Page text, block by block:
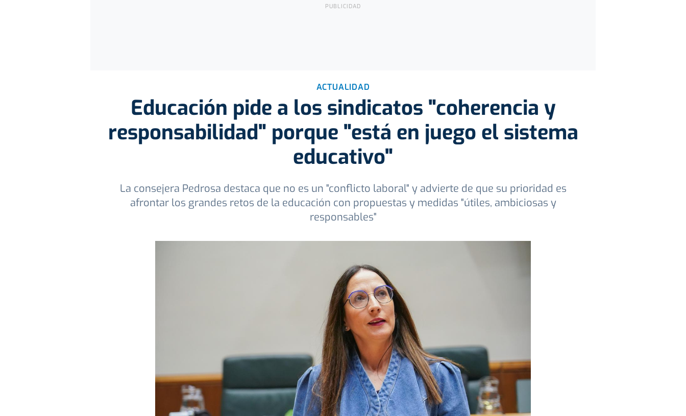
ACTUALIDAD
Educación pide a los sindicatos "coherencia y
responsabilidad" porque "está en juego el sistema
educativo"
La consejera Pedrosa destaca que no es un "conflicto laboral" y advierte de que su prioridad es
afrontar los grandes retos de la educación con propuestas y medidas "útiles, ambiciosas y
responsables"